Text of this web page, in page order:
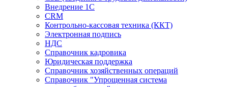
Внедрение 1С
CRM
Контрольно-кассовая техника (ККТ)
Электронная подпись
НДС
Справочник кадровика
Юридическая поддержка
Справочник хозяйственных операций
Справочник "Упрощенная система